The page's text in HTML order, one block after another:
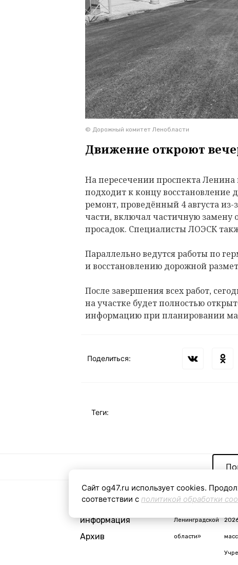
© Дорожный комитет Ленобласти
Движение откроют
На пересечении проспекта
подходит к концу
ремонт, проведённый 4 августа из-
части, включал частичную замену
просадок. Специалисты ЛОЭСК
Параллельно ведутся работы по
и восстановлению дорожной
После завершения всех работ,
на участке будет полностью
информацию при планировании
Поделиться:
Теги:
Контактная
информация
Архив
«Общая газета
Ленинградской
области»
Сайт og47.ru использует cookies.
соответствии сполитикой обработки